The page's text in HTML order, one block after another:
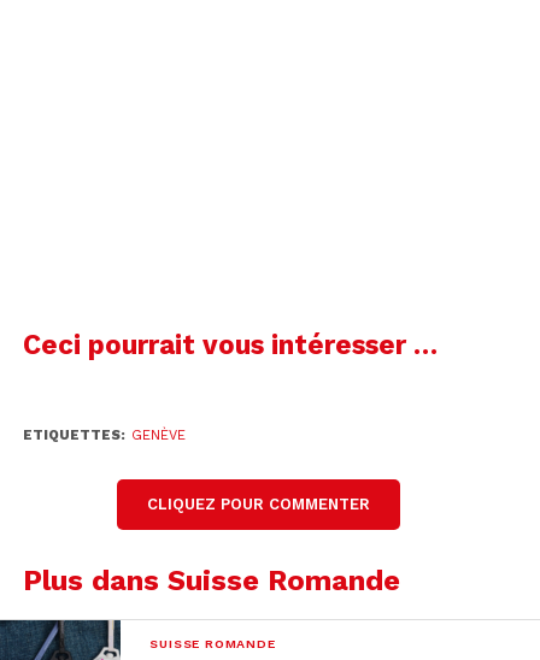
Secrétaire syndicale au SEV
syndicale du personnel des transports suisses, le
SEV. Valérie Solano:
00:00
Ceci pourrait vous intéresser …
ETIQUETTES: GENÈVE
CLIQUEZ POUR COMMENTER
Plus dans Suisse Romande
SUISSE ROMANDE